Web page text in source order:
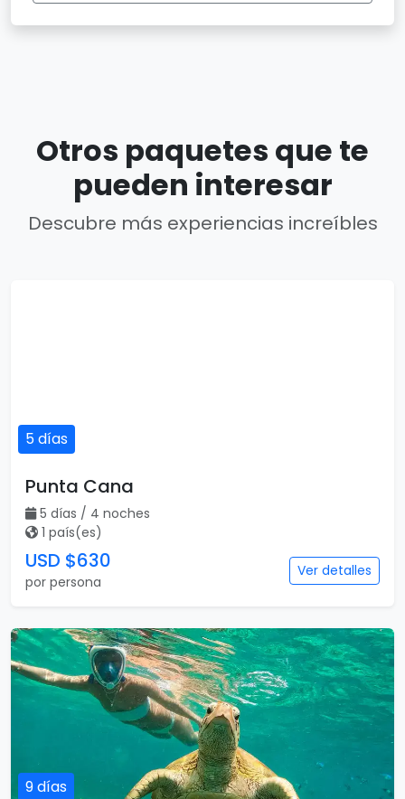
Otros paquetes que te
pueden interesar
Descubre más experiencias increíbles
5 días
Punta Cana
5 días / 4 noches
1 país(es)
USD $630
por persona
Ver detalles
9 días